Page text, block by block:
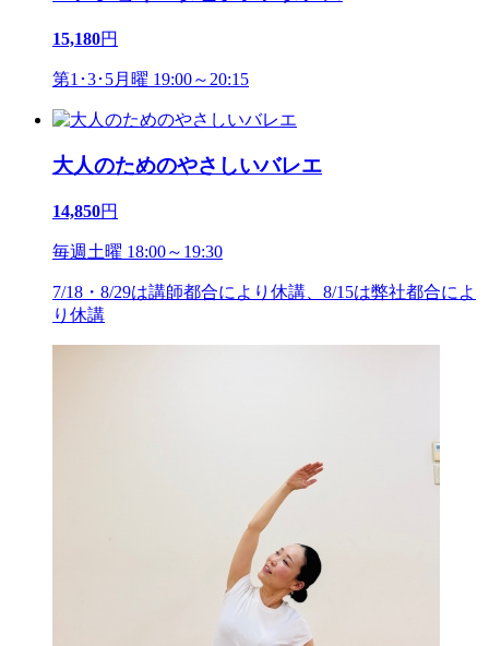
15,180円
第1･3･5月曜 19:00～20:15
大人のためのやさしいバレエ
14,850円
毎週土曜 18:00～19:30
7/18・8/29は講師都合により休講、8/15は弊社都合によ
り休講